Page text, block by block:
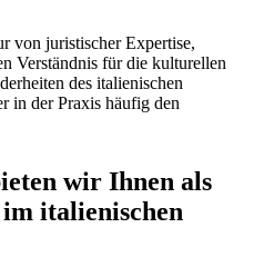
von juristischer Expertise,
Verständnis für die kulturellen
des italienischen
in der Praxis häufig den
wir Ihnen als
italienischen